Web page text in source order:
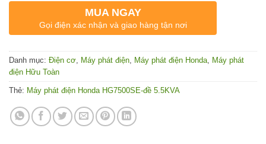
MUA NGAY
Gọi điện xác nhận và giao hàng tận nơi
Danh mục: Điện cơ Máy phát điện Máy phát điện Honda Máy phát
điện Hữu Toàn
Thẻ: Máy phát điện Honda HG7500SE-đề 5.5KVA